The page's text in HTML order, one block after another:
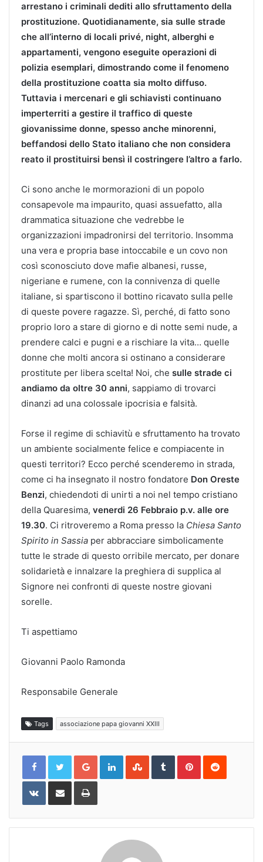
arrestano i criminali dediti allo sfruttamento della
prostituzione. Quotidianamente, sia sulle strade
che all’interno di locali privé, night, alberghi e
appartamenti, vengono eseguite operazioni di
polizia esemplari, dimostrando come il fenomeno
della prostituzione coatta sia molto diffuso.
Tuttavia i mercenari e gli schiavisti continuano
imperterriti a gestire il traffico di queste
giovanissime donne, spesso anche minorenni,
beffandosi dello Stato italiano che non considera
reato il prostituirsi bensì il costringere l’altro a farlo.
Ci sono anche le mormorazioni di un popolo
consapevole ma impaurito, quasi assuefatto, alla
drammatica situazione che vedrebbe le
organizzazioni impadronirsi del territorio. Insomma
una vera e propria base intoccabile e un covo non
così sconosciuto dove mafie albanesi, russe,
nigeriane e rumene, con la connivenza di quelle
italiane, si spartiscono il bottino ricavato sulla pelle
di queste povere ragazze. Sì, perché, di fatto sono
proprio loro a stare di giorno e di notte semi nude, a
prendere calci e pugni e a rischiare la vita… quelle
donne che molti ancora si ostinano a considerare
prostitute per libera scelta! Noi, che sulle strade ci
andiamo da oltre 30 anni, sappiamo di trovarci
dinanzi ad una colossale ipocrisia e falsità.
Forse il regime di schiavitù e sfruttamento ha trovato
un ambiente socialmente felice e compiacente in
questi territori? Ecco perché scenderemo in strada,
come ci ha insegnato il nostro fondatore Don Oreste
Benzi, chiedendoti di unirti a noi nel tempo cristiano
della Quaresima, venerdi 26 Febbraio p.v. alle ore
19.30. Ci ritroveremo a Roma presso la Chiesa Santo
Spirito in Sassia per abbracciare simbolicamente
tutte le strade di questo orribile mercato, per donare
solidarietà e innalzare la preghiera di supplica al
Signore nei confronti di queste nostre giovani
sorelle.
Ti aspettiamo
Giovanni Paolo Ramonda
Responsabile Generale
Tags associazione papa giovanni XXIII
Google+LinkedInStumbleUpon
TumblrPinterestReddit
VKontakteShare
Email
Print